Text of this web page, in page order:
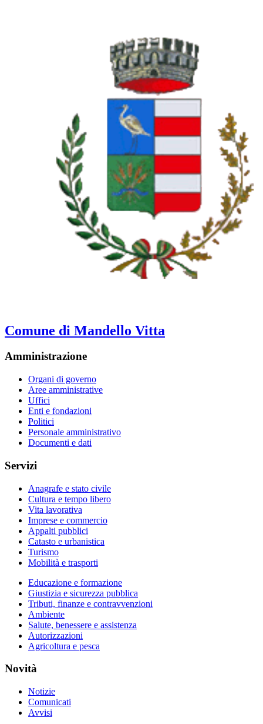
Comune di Mandello Vitta
Amministrazione
Organi di governo
Aree amministrative
Uffici
Enti e fondazioni
Politici
Personale amministrativo
Documenti e dati
Servizi
Anagrafe e stato civile
Cultura e tempo libero
Vita lavorativa
Imprese e commercio
Appalti pubblici
Catasto e urbanistica
Turismo
Mobilità e trasporti
Educazione e formazione
Giustizia e sicurezza pubblica
Tributi, finanze e contravvenzioni
Ambiente
Salute, benessere e assistenza
Autorizzazioni
Agricoltura e pesca
Novità
Notizie
Comunicati
Avvisi